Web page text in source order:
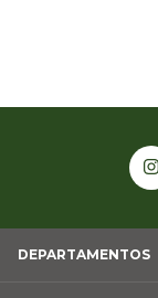
DEPARTAMENTOS